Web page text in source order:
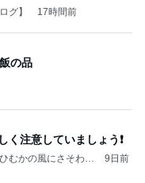
グ】 17時間前
の品
注意していましょう❗️
むかの風にさそわれ
9日前